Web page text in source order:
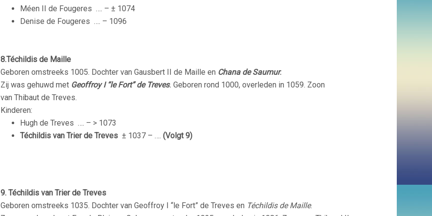
Méen II de Fougeres …. – ± 1074
Denise de Fougeres …. – 1096
8.Téchildis de Maille
Geboren omstreeks 1005. Dochter van Gausbert II de Maille en Chana de Saumur.
Zij was gehuwd met Geoffroy I “le Fort” de Treves. Geboren rond 1000, overleden in 1059. Zoon
van Thibaut de Treves.
Kinderen:
Hugh de Treves …. – > 1073
Téchildis van Trier de Treves ± 1037 – …. (Volgt 9)
9. Téchildis van Trier de Treves
Geboren omstreeks 1035. Dochter van Geoffroy I “le Fort” de Treves en Téchildis de Maille.